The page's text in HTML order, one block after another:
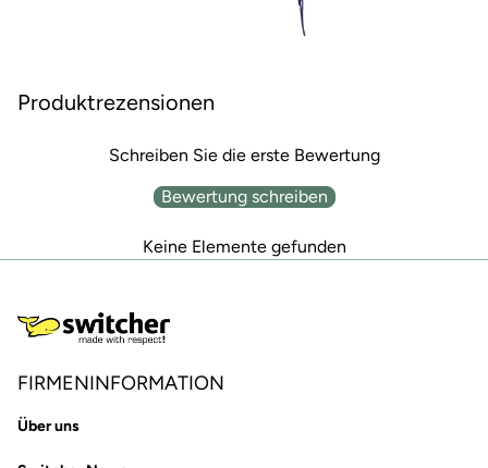
Produktrezensionen
Schreiben Sie die erste Bewertung
Bewertung schreiben
Keine Elemente gefunden
FIRMENINFORMATION
Über uns